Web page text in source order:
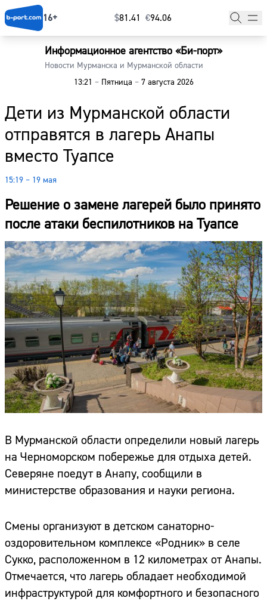
16+ $⁠81.41 €⁠94.06
Информационное агентство «Би-порт»
Новости Мурманска и Мурманской области
13:21 –Пятница –7 августа 2026
Дети из Мурманской области
отправятся в лагерь Анапы
вместо Туапсе
15:19 – 19 мая
Решение о замене лагерей было принято
после атаки беспилотников на Туапсе
В Мурманской области определили новый лагерь
на Черноморском побережье для отдыха детей.
Северяне поедут в Анапу, сообщили в
министерстве образования и науки региона.
Смены организуют в детском санаторно-
оздоровительном комплексе «Родник» в селе
Сукко, расположенном в 12 километрах от Анапы.
Отмечается, что лагерь обладает необходимой
инфраструктурой для комфортного и безопасного
Главная
Наши гости
Фоторепортажи
Погода
Курсы валют